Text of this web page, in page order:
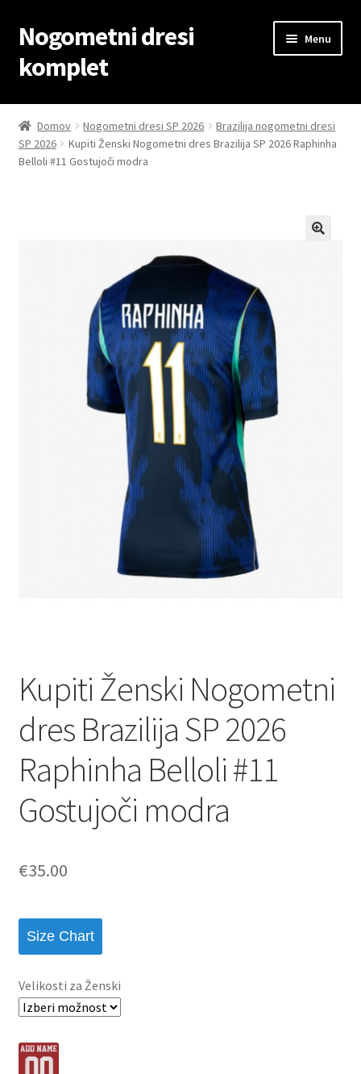
Skip
to
navigation
Skip
to
content
Nogometni dresi
komplet
Menu
Domov
Blog
Zaključek nakupa
Domov Nogometni dresi SP 2026
Brazilija nogometni dresi
SP 2026
Kupiti Ženski Nogometni dres Brazilija SP 2026 Raphinha
Belloli #11 Gostujoči modra
Kupiti Ženski Nogometni
dres Brazilija SP 2026
Raphinha Belloli #11
Gostujoči modra
€35.00
Size Chart
Velikosti za Ženski